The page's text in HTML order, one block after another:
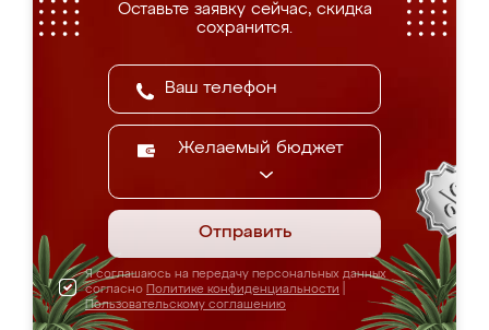
Оставьте заявку сейчас, скидка
сохранится.
Желаемый бюджет
Отправить
Я соглашаюсь на передачу персональных данных
согласно Политике конфиденциальности
Пользовательскому соглашению